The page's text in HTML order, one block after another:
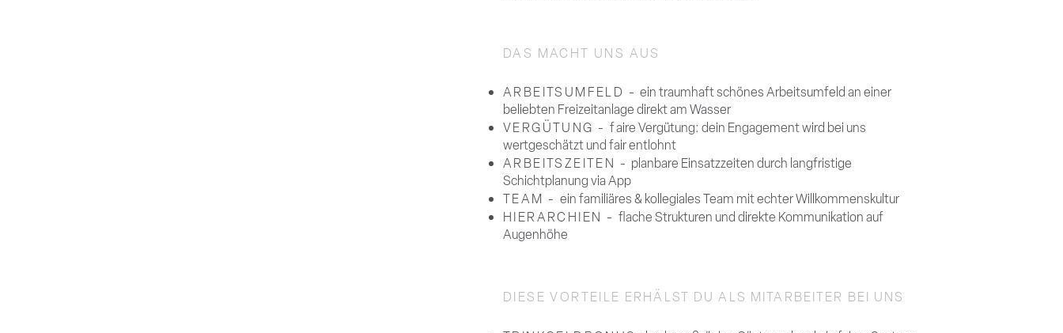
DAS MACHT UNS AUS
ARBEITSUMFELD -ein traumhaft schönes Arbeitsumfeld an einer
beliebten Freizeitanlage direkt am Wasser
VERGÜTUNG - faire Vergütung: dein Engagement wird bei uns
wertgeschätzt und fair entlohnt
ARBEITSZEITEN - planbare Einsatzzeiten durch langfristige
Schichtplanung via App
TEAM - ein familiäres & kollegiales Team mit echter Willkommenskultur
HIERARCHIEN - flache Strukturen und direkte Kommunikation auf
Augenhöhe
DIESE VORTEILE ERHÄLST DU ALS MITARBEITER BEI UNS